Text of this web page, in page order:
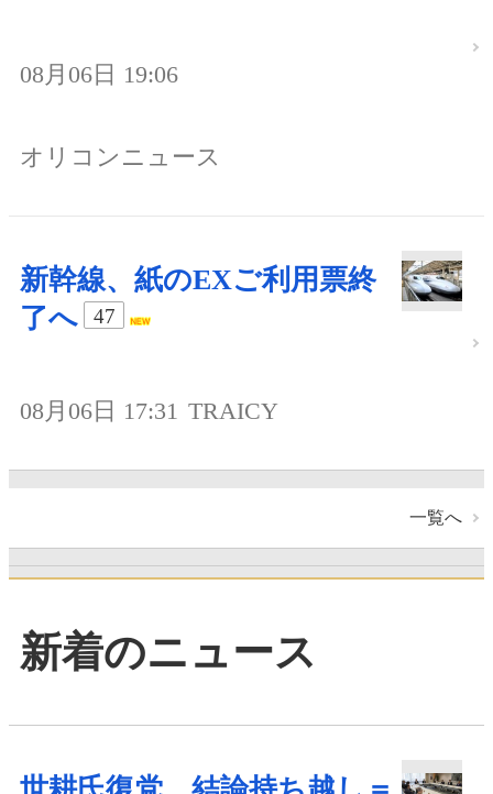
08月06日 19:06
オリコンニュース
新幹線、紙のEXご利用票終
了へ
47
08月06日 17:31 TRAICY
一覧へ
新着のニュース